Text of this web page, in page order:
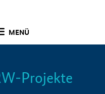
MENÜ
Info
Projekte